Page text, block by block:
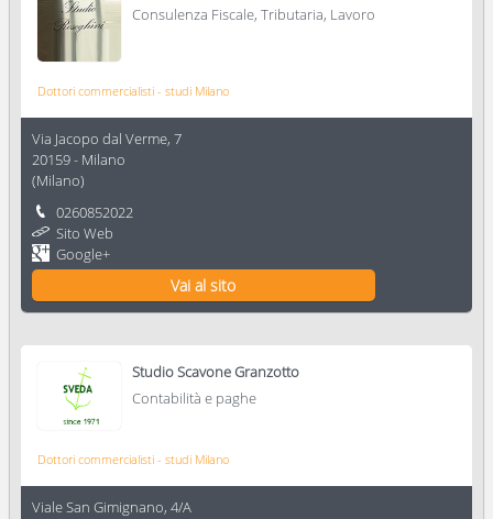
Consulenza Fiscale, Tributaria, Lavoro
Dottori commercialisti - studi Milano
Via Jacopo dal Verme, 7
20159- Milano
(Milano)
0260852022
Sito Web
Google+
Vai al sito
Studio Scavone Granzotto
Contabilità e paghe
Dottori commercialisti - studi Milano
Viale San Gimignano, 4/A